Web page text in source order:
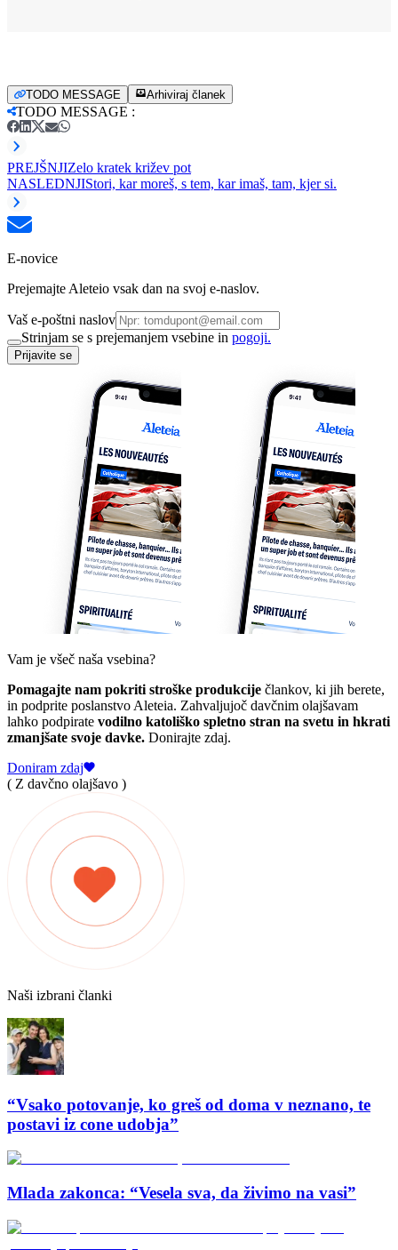
TODO MESSAGE Arhiviraj članek
TODO MESSAGE :
PREJŠNJIZelo kratek križev pot
NASLEDNJIStori, kar moreš, s tem, kar imaš, tam, kjer si.
E-novice
Prejemajte Aleteio vsak dan na svoj e-naslov.
Vaš e-poštni naslov
Strinjam se s prejemanjem vsebine in pogoji.
Prijavite se
Vam je všeč naša vsebina?
Pomagajte nam pokriti stroške produkcije člankov, ki jih berete,
in podprite poslanstvo Aleteia. Zahvaljujoč davčnim olajšavam
lahko podpirate vodilno katoliško spletno stran na svetu in hkrati
zmanjšate svoje davke. Donirajte zdaj.
Doniram zdaj
( Z davčno olajšavo )
Naši izbrani članki
“Vsako potovanje, ko greš od doma v neznano, te
postavi iz cone udobja”
Mlada zakonca: “Vesela sva, da živimo na vasi”